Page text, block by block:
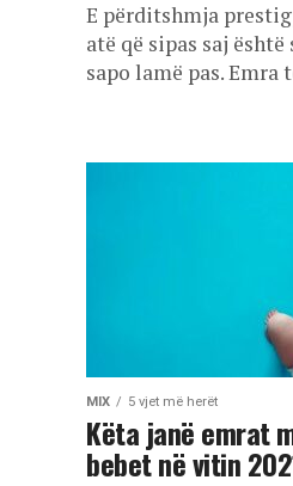
E përditshmja
atë që sipas saj
sapo lamë pas. Emra
MIX 5 vjet më herët
Këta janë emrat
bebet në vitin